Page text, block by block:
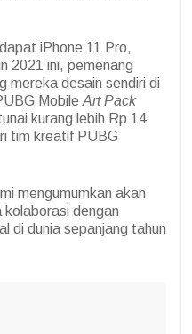
iPhone 11 Pro,
2021 ini, pemenang
mereka desain sendiri di
Mobile Art Pack
kurang lebih Rp 14
tim kreatif PUBG
mengumumkan akan
dengan
di dunia sepanjang tahun